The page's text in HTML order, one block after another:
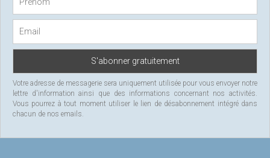
r
Votre adresse de messagerie sera uniquement utilisée pour vous envoyer notre
lettre d'information ainsi que des informations concernant nos activités.
Vous pourrez à tout moment utiliser le lien de désabonnement intégré dans
chacun de nos emails.